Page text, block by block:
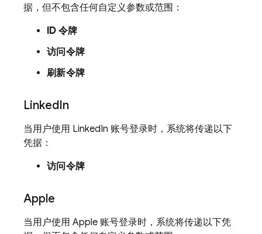
据，但不包含任何自定义参数或范围：
ID 令牌
访问令牌
刷新令牌
LinkedIn
当用户使用 LinkedIn 账号登录时，系统将传递以下
凭据：
访问令牌
Apple
当用户使用 Apple 账号登录时，系统将传递以下凭